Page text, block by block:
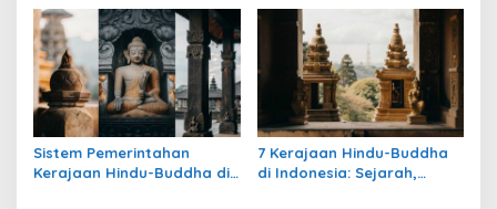
Warisan Megah yang Abadi
Sistem Pemerintahan
Kerajaan Hindu-Buddha di
7 Kerajaan Hindu-Buddha
di Indonesia: Sejarah,